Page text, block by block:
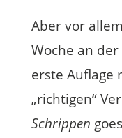
Aber vor
Woche an
erste Auflage
„richtigen“
Schrippen